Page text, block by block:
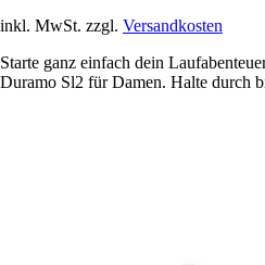
inkl. MwSt. zzgl. Versandkosten
Starte ganz einfach dein
Duramo Sl2 für Damen. Halte durch